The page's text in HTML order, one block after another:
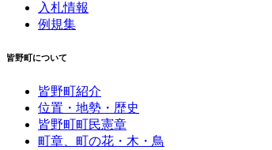
入札情報
例規集
皆野町について
皆野町紹介
位置・地勢・歴史
皆野町町民憲章
町章、町の花・木・鳥